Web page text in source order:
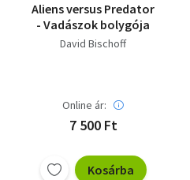
Aliens versus Predator
- Vadászok bolygója
David Bischoff
Online ár:
7 500 Ft
Kosárba